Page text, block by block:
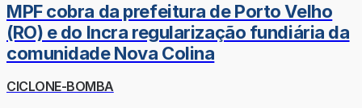
MPF cobra da prefeitura de Porto Velho
(RO) e do Incra regularização fundiária da
comunidade Nova Colina
CICLONE-BOMBA